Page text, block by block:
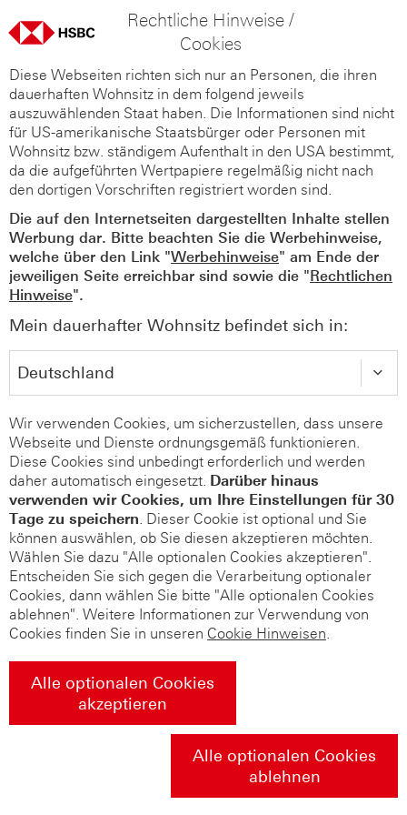
Rechtliche Hinweise /
Cookies
Diese Webseiten richten sich nur an Personen, die ihren
dauerhaften Wohnsitz in dem folgend jeweils
auszuwählenden Staat haben. Die Informationen sind nicht
für US-amerikanische Staatsbürger oder Personen mit
Wohnsitz bzw. ständigem Aufenthalt in den USA bestimmt,
da die aufgeführten Wertpapiere regelmäßig nicht nach
den dortigen Vorschriften registriert worden sind.
Die auf den Internetseiten dargestellten Inhalte stellen
Werbung dar. Bitte beachten Sie die Werbehinweise,
welche über den Link "Werbehinweise" am Ende der
jeweiligen Seite erreichbar sind sowie die "Rechtlichen
Hinweise".
Mein dauerhafter Wohnsitz befindet sich in:
Wir verwenden Cookies, um sicherzustellen, dass unsere
Webseite und Dienste ordnungsgemäß funktionieren.
Diese Cookies sind unbedingt erforderlich und werden
daher automatisch eingesetzt. Darüber hinaus
verwenden wir Cookies, um Ihre Einstellungen für 30
Tage zu speichern. Dieser Cookie ist optional und Sie
können auswählen, ob Sie diesen akzeptieren möchten.
Wählen Sie dazu "Alle optionalen Cookies akzeptieren".
Entscheiden Sie sich gegen die Verarbeitung optionaler
Cookies, dann wählen Sie bitte "Alle optionalen Cookies
ablehnen". Weitere Informationen zur Verwendung von
Cookies finden Sie in unseren Cookie Hinweisen.
Alle optionalen Cookies
akzeptieren
Alle optionalen Cookies
ablehnen